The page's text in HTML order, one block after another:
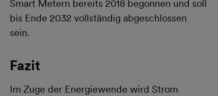
Smart Metern bereits 2018 begonnen und soll
bis Ende 2032 vollständig abgeschlossen
sein.
Fazit
Im Zuge der Energiewende wird Strom